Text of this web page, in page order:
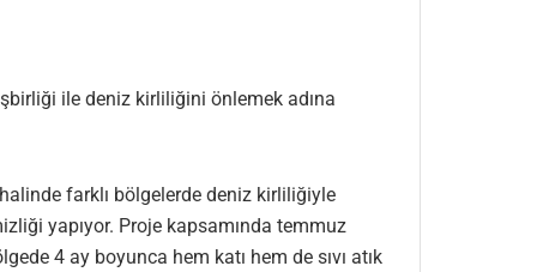
ile deniz kirliliğini önlemek adına
farklı bölgelerde deniz kirliliğiyle
yapıyor. Proje kapsamında temmuz
4 ay boyunca hem katı hem de sıvı atık